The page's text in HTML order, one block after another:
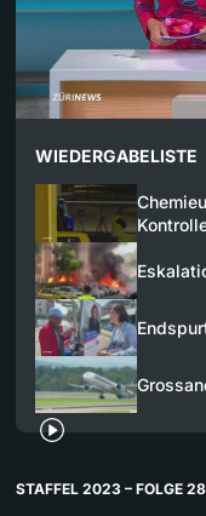
WIEDERGABELISTE
STAFFEL 2023 – FOLGE